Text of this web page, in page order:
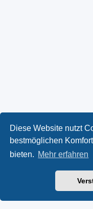
Diese Website nutzt
bestmöglichen
bieten. Mehr erfahren